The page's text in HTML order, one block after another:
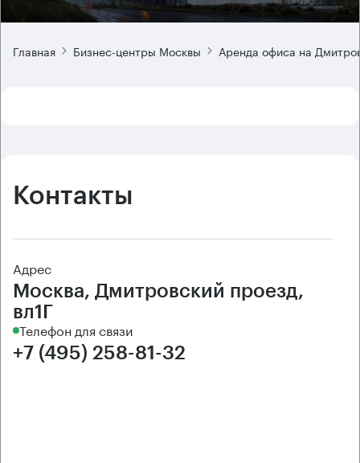
Главная Бизнес-центры Москвы Аренда офиса на
Контакты
Адрес
Москва, Дмитровский проезд,
вл1Г
Телефон для связи
+7 (495) 258-81-32